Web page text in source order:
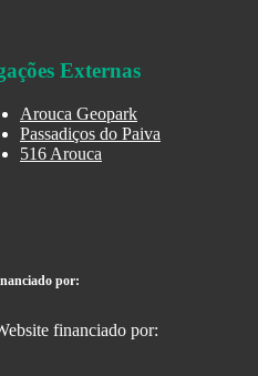
Externas
Arouca Geopark
Passadiços do Paiva
516 Arouca
por: